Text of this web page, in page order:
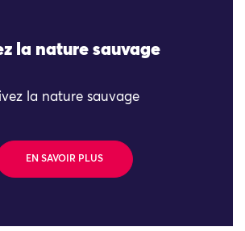
la nature sauvage
la nature sauvage
EN SAVOIR PLUS